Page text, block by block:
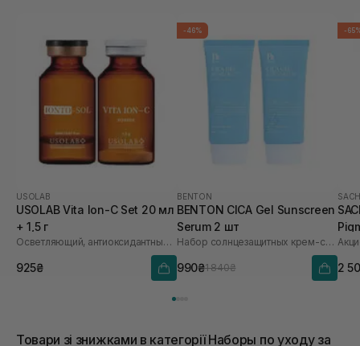
USOLAB
USOLAB Vita Ion-C Set 20 мл
+ 1,5 г
Осветляющий, антиоксидантный и омолаживающий набор
925₴
-46%
BENTON
BENTON CICA Gel Sunscreen
Serum 2 шт
Набор солнцезащитных крем-сывороток
990₴1 840₴
-
2
Товари зі знижками в категорії Наборы по уходу за